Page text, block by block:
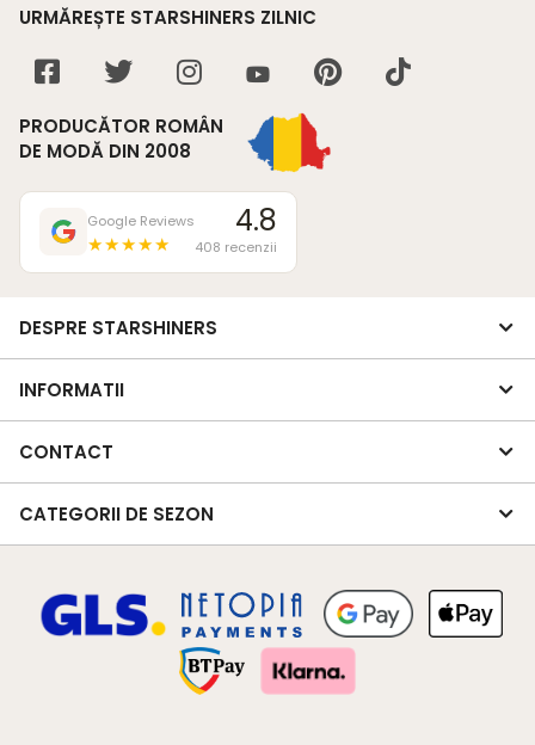
URMĂREȘTE STARSHINERS ZILNIC
PRODUCĂTOR ROMÂN
DE MODĂ DIN 2008
Google Reviews
★★★★★
4.8
408 recenzii
DESPRE STARSHINERS
INFORMATII
CONTACT
CATEGORII DE SEZON